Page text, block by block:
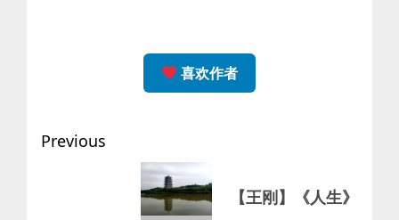
喜欢作者
Post
navigation
Previous
【王刚】《人生》